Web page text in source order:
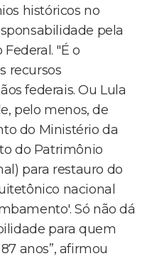
históricos no
pela
"É o
recursos
federais. Ou Lula
pelo menos, de
do Ministério da
do Patrimônio
para restauro do
nacional
Só não dá
para quem
anos”, afirmou